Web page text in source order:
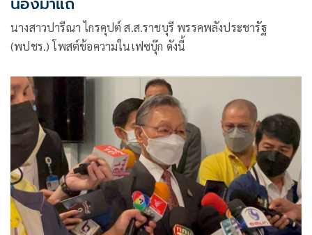
นางสาวปารีณา ไกรคุปต์ ส.ส.ราชบุรี ​พรรค​พลัง​ประชา​รัฐ​
(พปชร.) โพสต์ข้อความในเฟซบุ๊ก ดังนี้